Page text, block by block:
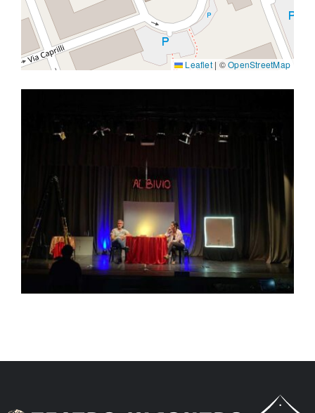
Leaflet | ©OpenStreetMap